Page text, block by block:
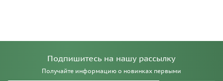
Подпишитесь на нашу рассылку
Получайте информацию о новинках первыми